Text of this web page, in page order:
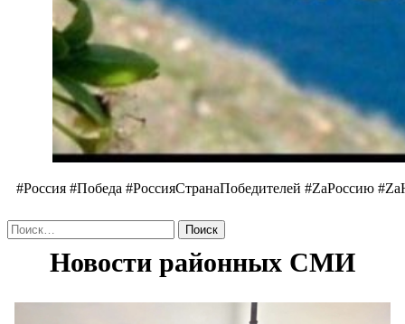
#Россия #Победа #РоссияСтранаПобедителей #ZаРоссию
Найти: